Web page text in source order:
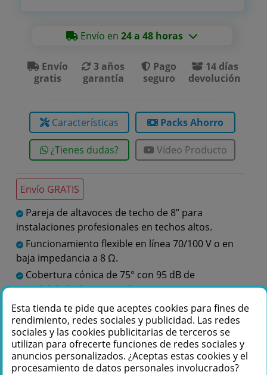
Envío GRATIS
Pareja de altavoces de techo de 8” para
instalaciones profesionales en techos altos.
Funcionamiento flexible en línea 70/100 V o en
baja impedancia a 8 Ω.
Cobertura cónica de 75° con 95 dB de
sensibilidad y hasta 124 dB SPL pico.
Diseño blanco sin bisel, rejilla magnética y
accesorios de montaje incluidos.
Te podemos ayudar
Envío en24 a 48 horas
Envío
gratis
3 años
garantía
Pago
seguro
14 días
devolución
Características Packs Ahorro
¿Tienes dudas? Vídeo Producto
Esta tienda te pide que aceptes cookies para fines de
rendimiento, redes sociales y publicidad. Las redes
sociales y las cookies publicitarias de terceros se
utilizan para ofrecerte funciones de redes sociales y
anuncios personalizados. ¿Aceptas estas cookies y el
procesamiento de datos personales involucrados?